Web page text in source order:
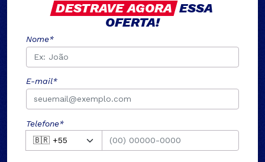
DESTRAVE AGORA ESSA
OFERTA!
Nome*
E-mail*
Telefone*